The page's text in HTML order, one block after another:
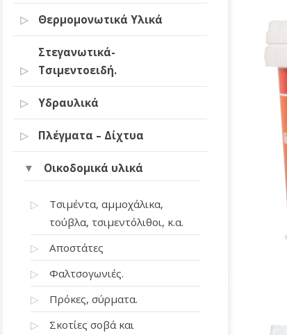
Θερμομονωτικά Υλικά
Στεγανωτικά-
Τσιμεντοειδή.
Υδραυλικά
Πλέγματα – Δίχτυα
Οικοδομικά υλικά
Τσιμέντα, αμμοχάλικα,
τούβλα, τσιμεντόλιθοι, κ.α.
Αποστάτες
Φαλτσογωνιές.
Πρόκες, σύρματα.
Σκοτίες σοβά και